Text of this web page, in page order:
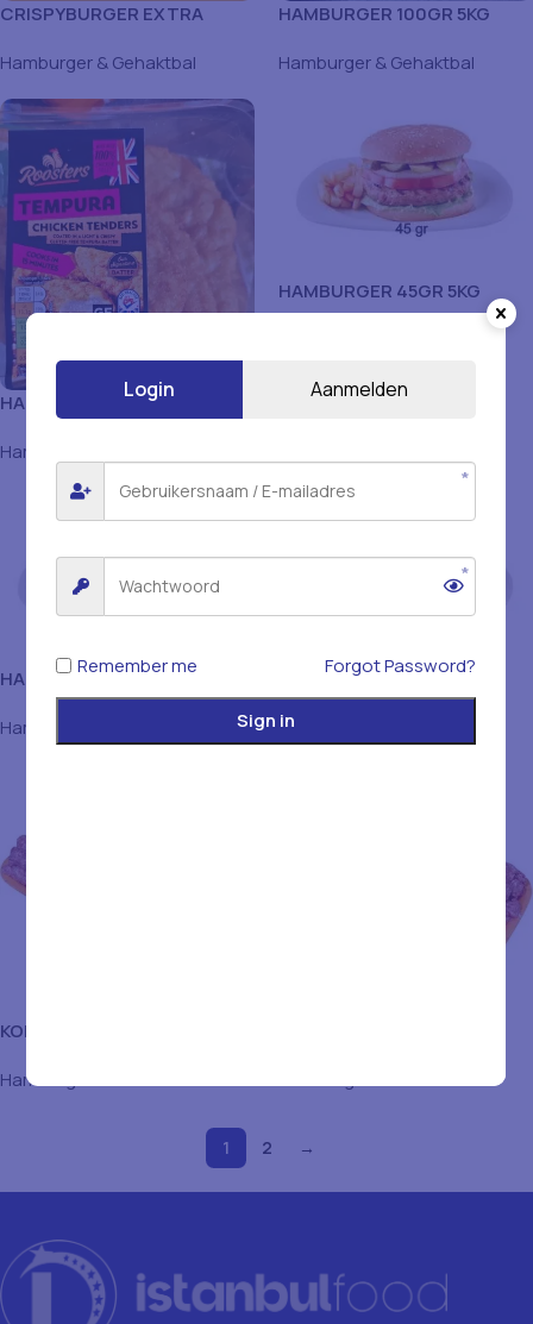
CRISPYBURGER EXTRA
Hamburger & Gehaktbal
HAMBURGER 100GR 5KG
Hamburger & Gehaktbal
HAMBURGER 180GR 5KG
Hamburger & Gehaktbal
HAMBURGER 45GR 5KG
HAMBURGER 62.5GR 5KG
Hamburger & Gehaktbal
HAMBURGER MEKKAFOOD
(30X 100G)
Hamburger & Gehaktbal
KOFTE 37.5 G 1 KG
Hamburger & Gehaktbal
1 2 →
Login Aanmelden
Remember me Forgot Password?
Sign in